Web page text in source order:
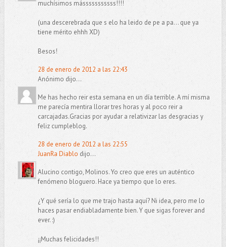
muchísimos másssssssssss!!!!
(una descerebrada que s elo ha leido de pe a pa... que ya
tiene mérito ehhh XD)
Besos!
28 de enero de 2012 a las 22:43
Anónimo dijo...
Me has hecho reir esta semana en un día terrible. A mí misma
me parecía mentira llorar tres horas y al poco reir a
carcajadas.Gracias por ayudar a relativizar las desgracias y
feliz cumpleblog.
28 de enero de 2012 a las 22:55
JuanRa Diablo dijo...
Alucino contigo, Molinos. Yo creo que eres un auténtico
fenómeno bloguero. Hace ya tiempo que lo eres.
¿Y qué sería lo que me trajo hasta aquí? Ni idea, pero me lo
haces pasar endiabladamente bien. Y que sigas forever and
ever. :)
¡¡Muchas felicidades!!